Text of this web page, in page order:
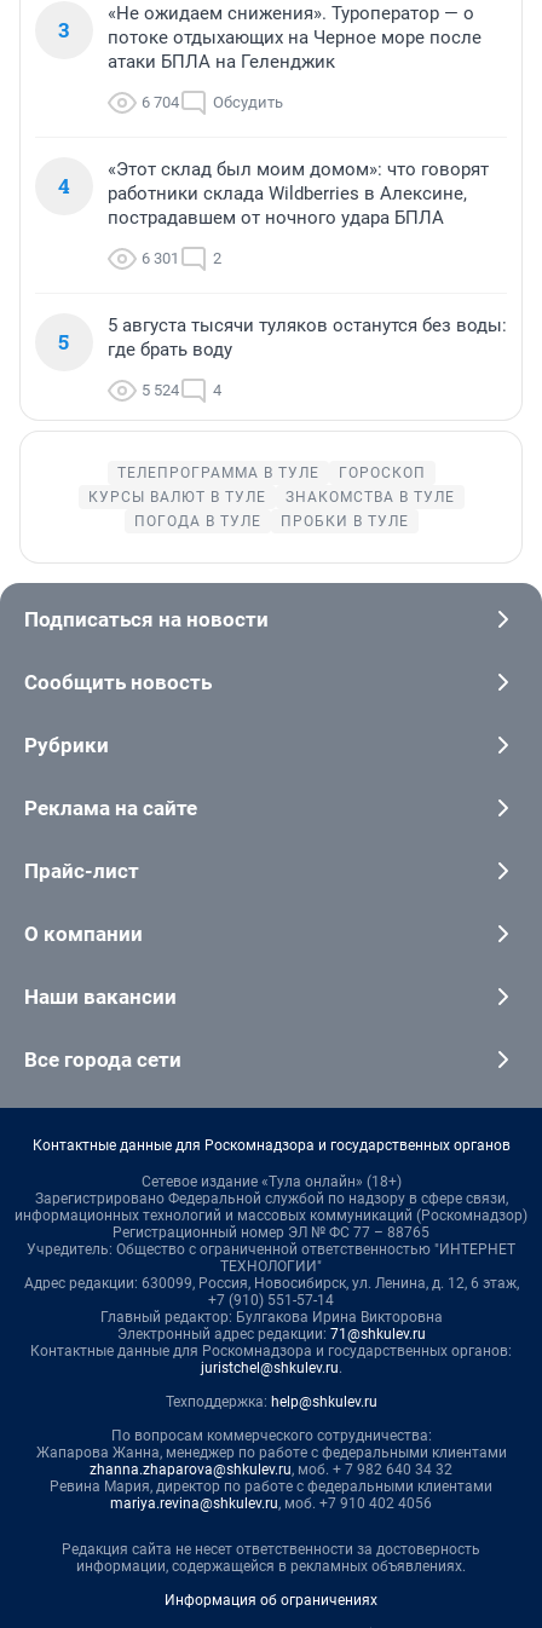
3
«Не ожидаем снижения». Туроператор — о
потоке отдыхающих на Черное море после
атаки БПЛА на Геленджик
6 704 Обсудить
4
«Этот склад был моим домом»: что говорят
работники склада Wildberries в Алексине,
пострадавшем от ночного удара БПЛА
6 301 2
5
5 августа тысячи туляков останутся без воды:
где брать воду
5 524 4
ТЕЛЕПРОГРАММА В ТУЛЕ
ГОРОСКОП
КУРСЫ ВАЛЮТ В ТУЛЕ
ЗНАКОМСТВА В ТУЛЕ
ПОГОДА В ТУЛЕ
ПРОБКИ В ТУЛЕ
Подписаться на новости
Сообщить новость
Рубрики
Реклама на сайте
Прайс-лист
О компании
Наши вакансии
Все города сети
Контактные данные для Роскомнадзора и государственных органов
Сетевое издание «Тула онлайн» (18+)
Зарегистрировано Федеральной службой по надзору в сфере связи,
информационных технологий и массовых коммуникаций (Роскомнадзор)
Регистрационный номер ЭЛ № ФС 77 – 88765
Учредитель: Общество с ограниченной ответственностью "ИНТЕРНЕТ
ТЕХНОЛОГИИ"
Адрес редакции: 630099, Россия, Новосибирск, ул. Ленина, д. 12, 6 этаж,
+7 (910) 551-57-14
Главный редактор: Булгакова Ирина Викторовна
Электронный адрес редакции: 71@shkulev.ru
Контактные данные для Роскомнадзора и государственных органов:
juristchel@shkulev.ru.
Техподдержка: help@shkulev.ru
По вопросам коммерческого сотрудничества:
Жапарова Жанна, менеджер по работе с федеральными клиентами
zhanna.zhaparova@shkulev.ru, моб. + 7 982 640 34 32
Ревина Мария, директор по работе с федеральными клиентами
mariya.revina@shkulev.ru, моб. +7 910 402 4056
Редакция сайта не несет ответственности за достоверность
информации, содержащейся в рекламных объявлениях.
Информация об ограничениях